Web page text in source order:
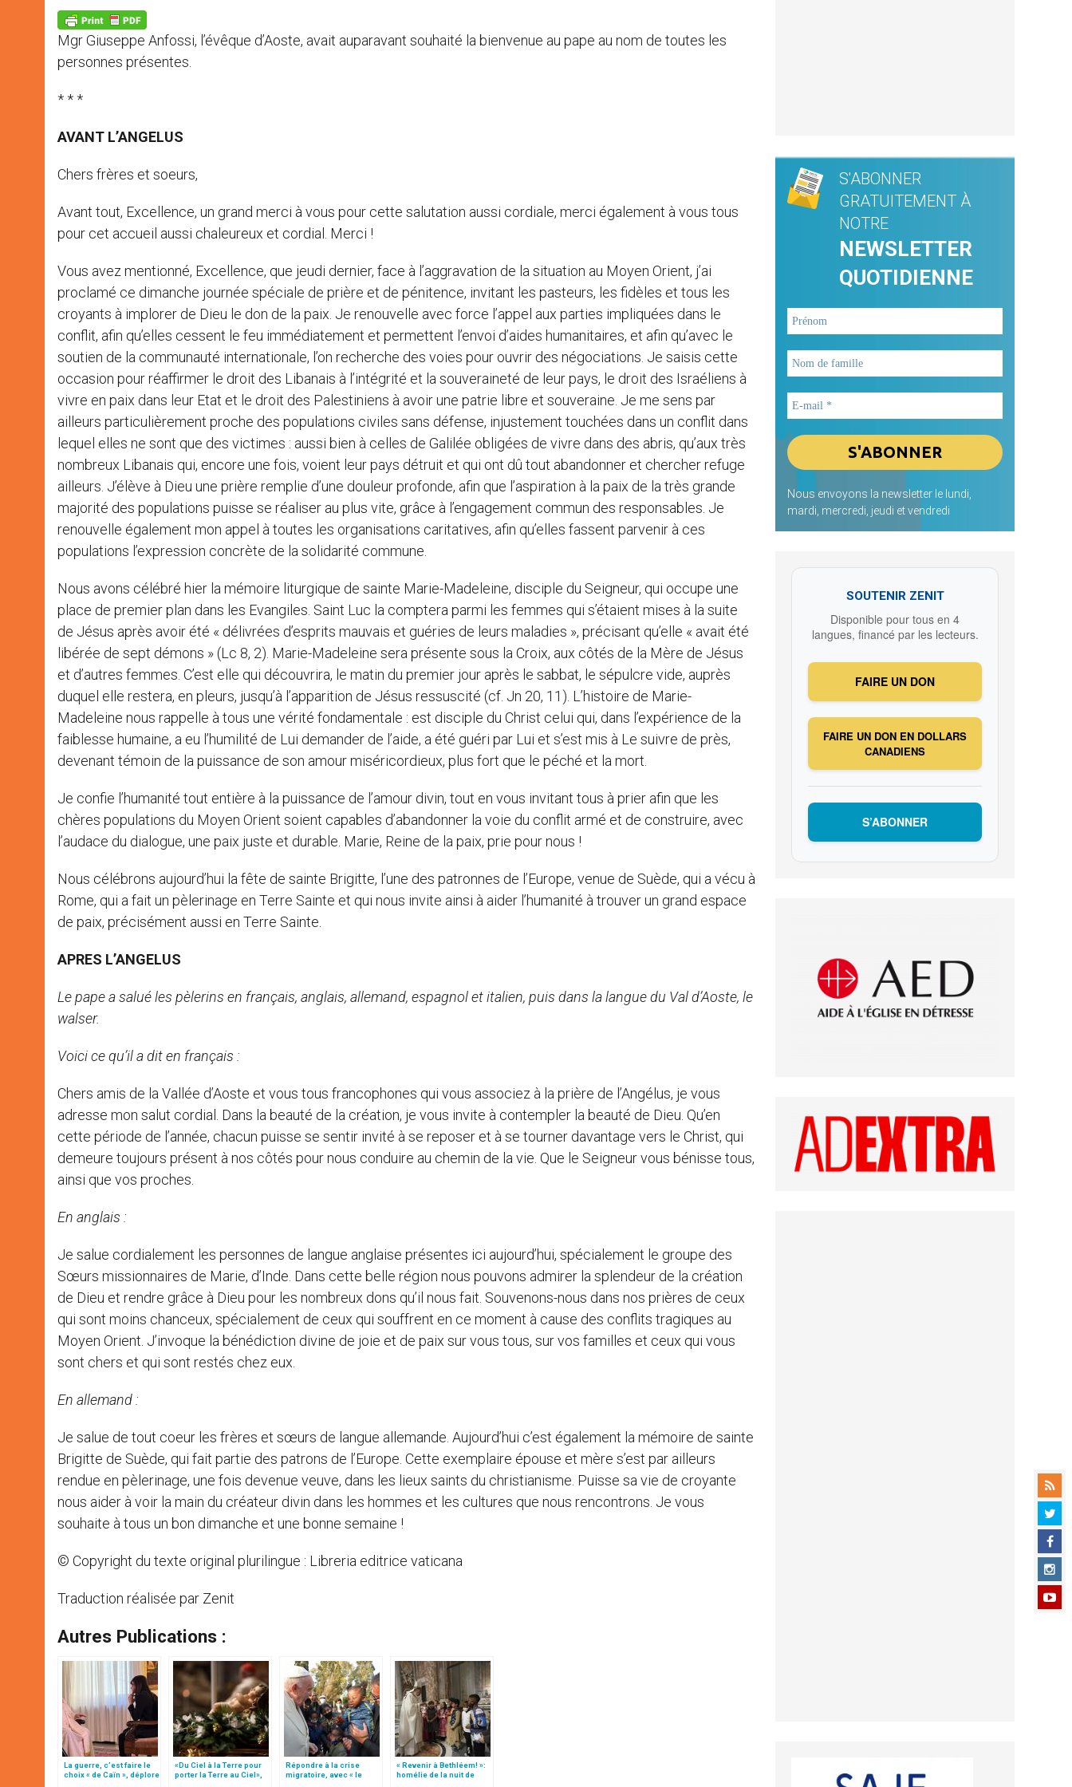
p
p
g
e
r
k
Mgr Giuseppe Anfossi, l’évêque d’Aoste, avait auparavant souhaité la bienvenue au pape au nom de toutes les
personnes présentes.
* * *
AVANT L’ANGELUS
Chers frères et soeurs,
Avant tout, Excellence, un grand merci à vous pour cette salutation aussi cordiale, merci également à vous tous
pour cet accueil aussi chaleureux et cordial. Merci !
Vous avez mentionné, Excellence, que jeudi dernier, face à l’aggravation de la situation au Moyen Orient, j’ai
proclamé ce dimanche journée spéciale de prière et de pénitence, invitant les pasteurs, les fidèles et tous les
croyants à implorer de Dieu le don de la paix. Je renouvelle avec force l’appel aux parties impliquées dans le
conflit, afin qu’elles cessent le feu immédiatement et permettent l’envoi d’aides humanitaires, et afin qu’avec le
soutien de la communauté internationale, l’on recherche des voies pour ouvrir des négociations. Je saisis cette
occasion pour réaffirmer le droit des Libanais à l’intégrité et la souveraineté de leur pays, le droit des Israéliens à
vivre en paix dans leur Etat et le droit des Palestiniens à avoir une patrie libre et souveraine. Je me sens par
ailleurs particulièrement proche des populations civiles sans défense, injustement touchées dans un conflit dans
lequel elles ne sont que des victimes : aussi bien à celles de Galilée obligées de vivre dans des abris, qu’aux très
nombreux Libanais qui, encore une fois, voient leur pays détruit et qui ont dû tout abandonner et chercher refuge
ailleurs. J’élève à Dieu une prière remplie d’une douleur profonde, afin que l’aspiration à la paix de la très grande
majorité des populations puisse se réaliser au plus vite, grâce à l’engagement commun des responsables. Je
renouvelle également mon appel à toutes les organisations caritatives, afin qu’elles fassent parvenir à ces
populations l’expression concrète de la solidarité commune.
Nous avons célébré hier la mémoire liturgique de sainte Marie-Madeleine, disciple du Seigneur, qui occupe une
place de premier plan dans les Evangiles. Saint Luc la comptera parmi les femmes qui s’étaient mises à la suite
de Jésus après avoir été « délivrées d’esprits mauvais et guéries de leurs maladies », précisant qu’elle « avait été
libérée de sept démons » (Lc 8, 2). Marie-Madeleine sera présente sous la Croix, aux côtés de la Mère de Jésus
et d’autres femmes. C’est elle qui découvrira, le matin du premier jour après le sabbat, le sépulcre vide, auprès
duquel elle restera, en pleurs, jusqu’à l’apparition de Jésus ressuscité (cf. Jn 20, 11). L’histoire de Marie-
Madeleine nous rappelle à tous une vérité fondamentale : est disciple du Christ celui qui, dans l’expérience de la
faiblesse humaine, a eu l’humilité de Lui demander de l’aide, a été guéri par Lui et s’est mis à Le suivre de près,
devenant témoin de la puissance de son amour miséricordieux, plus fort que le péché et la mort.
Je confie l’humanité tout entière à la puissance de l’amour divin, tout en vous invitant tous à prier afin que les
chères populations du Moyen Orient soient capables d’abandonner la voie du conflit armé et de construire, avec
l’audace du dialogue, une paix juste et durable. Marie, Reine de la paix, prie pour nous !
Nous célébrons aujourd’hui la fête de sainte Brigitte, l’une des patronnes de l’Europe, venue de Suède, qui a vécu à
Rome, qui a fait un pèlerinage en Terre Sainte et qui nous invite ainsi à aider l’humanité à trouver un grand espace
de paix, précisément aussi en Terre Sainte.
APRES L’ANGELUS
Le pape a salué les pèlerins en français, anglais, allemand, espagnol et italien, puis dans la langue du Val d’Aoste, le
walser.
Voici ce qu’il a dit en français :
Chers amis de la Vallée d’Aoste et vous tous francophones qui vous associez à la prière de l’Angélus, je vous
adresse mon salut cordial. Dans la beauté de la création, je vous invite à contempler la beauté de Dieu. Qu’en
cette période de l’année, chacun puisse se sentir invité à se reposer et à se tourner davantage vers le Christ, qui
demeure toujours présent à nos côtés pour nous conduire au chemin de la vie. Que le Seigneur vous bénisse tous,
ainsi que vos proches.
En anglais :
Je salue cordialement les personnes de langue anglaise présentes ici aujourd’hui, spécialement le groupe des
Sœurs missionnaires de Marie, d’Inde. Dans cette belle région nous pouvons admirer la splendeur de la création
de Dieu et rendre grâce à Dieu pour les nombreux dons qu’il nous fait. Souvenons-nous dans nos prières de ceux
qui sont moins chanceux, spécialement de ceux qui souffrent en ce moment à cause des conflits tragiques au
Moyen Orient. J’invoque la bénédiction divine de joie et de paix sur vous tous, sur vos familles et ceux qui vous
sont chers et qui sont restés chez eux.
En allemand :
Je salue de tout coeur les frères et sœurs de langue allemande. Aujourd’hui c’est également la mémoire de sainte
Brigitte de Suède, qui fait partie des patrons de l’Europe. Cette exemplaire épouse et mère s’est par ailleurs
rendue en pèlerinage, une fois devenue veuve, dans les lieux saints du christianisme. Puisse sa vie de croyante
nous aider à voir la main du créateur divin dans les hommes et les cultures que nous rencontrons. Je vous
souhaite à tous un bon dimanche et une bonne semaine !
© Copyright du texte original plurilingue : Libreria editrice vaticana
Traduction réalisée par Zenit
Autres Publications :
La guerre, c’est faire le
choix « de Caïn », déplore
«Du Ciel à la Terre pour
porter la Terre au Ciel»,
Répondre à la crise
migratoire, avec « le
« Revenir à Bethléem! »:
homélie de la nuit de
Noël (texte complet)
S'ABONNER
GRATUITEMENT À
NOTRE
NEWSLETTER
QUOTIDIENNE
Nous envoyons la newsletter le lundi,
mardi, mercredi, jeudi et vendredi
SOUTENIR ZENIT
Disponible pour tous en 4
langues, financé par les lecteurs.
FAIRE UN DON
FAIRE UN DON EN DOLLARS
CANADIENS
S’ABONNER